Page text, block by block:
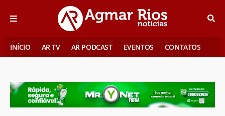
INÍCIO AR TV AR PODCAST EVENTOS CONTATOS